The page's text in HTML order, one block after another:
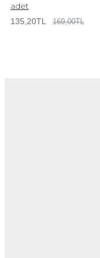
adet
135,20TL 169,00TL